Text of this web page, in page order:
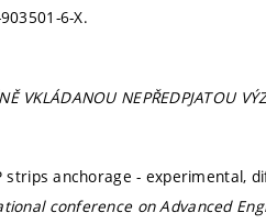
6-X.
VKLÁDANOU NEPŘEDPJATOU
strips anchorage -
conference on Advanced